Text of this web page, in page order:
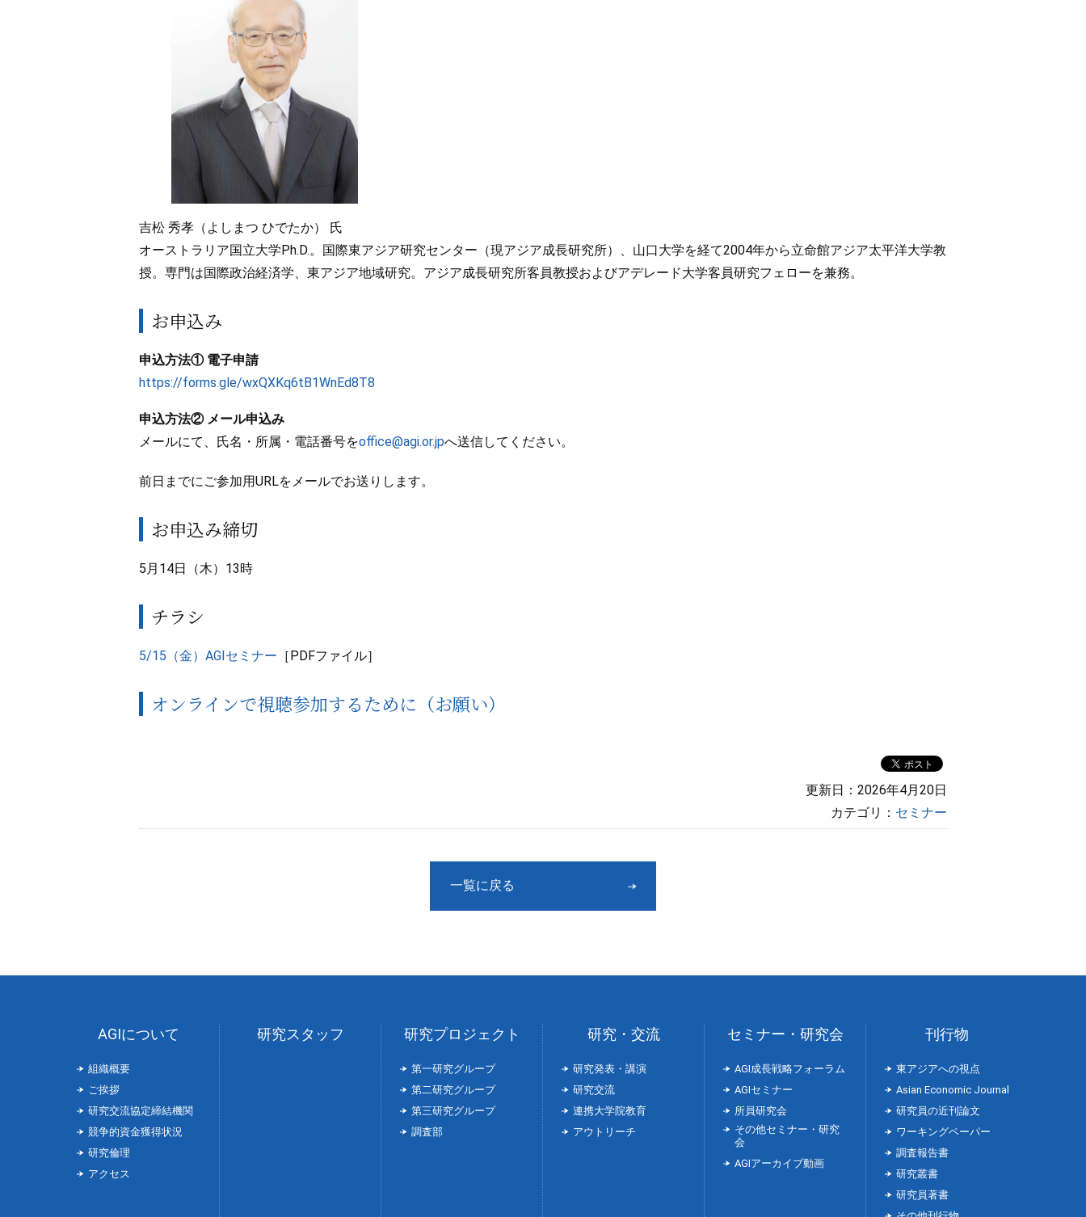
吉松 秀孝（よしまつ ひでたか） 氏
オーストラリア国立大学Ph.D.。国際東アジア研究センター（現アジア成長研究所）、山口大学を経て2004年から立命館アジア太平洋大学教
授。専門は国際政治経済学、東アジア地域研究。アジア成長研究所客員教授およびアデレード大学客員研究フェローを兼務。
お申込み
申込方法① 電子申請
https://forms.gle/wxQXKq6tB1WnEd8T8
申込方法② メール申込み
メールにて、氏名・所属・電話番号をoffice@agi.or.jpへ送信してください。
前日までにご参加用URLをメールでお送りします。
お申込み締切
5月14日（木）13時
チラシ
5/15（金）AGIセミナー ［PDFファイル］
オンラインで視聴参加するために（お願い）
更新日：2026年4月20日
カテゴリ： セミナー
一覧に戻る
AGIについて
組織概要
ご挨拶
研究交流協定締結機関
競争的資金獲得状況
研究倫理
アクセス
研究スタッフ 研究プロジェクト
第一研究グループ
第二研究グループ
第三研究グループ
調査部
研究・交流
研究発表・講演
研究交流
連携大学院教育
アウトリーチ
セミナー・研究会
AGI成長戦略フォーラム
AGIセミナー
所員研究会
その他セミナー・研究
会
AGIアーカイブ動画
刊行物
東アジアへの視点
Asian Economic Journal
研究員の近刊論文
ワーキングペーパー
調査報告書
研究叢書
研究員著書